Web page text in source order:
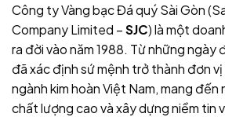
Công ty Vàng bạc Đá quý Sài Gòn
Company Limited –SJC) là một
ra đời vào năm 1988. Từ những ngày
đã xác định sứ mệnh trở thành đơn
ngành kim hoàn Việt Nam, mang đến
chất lượng cao và xây dựng niềm tin